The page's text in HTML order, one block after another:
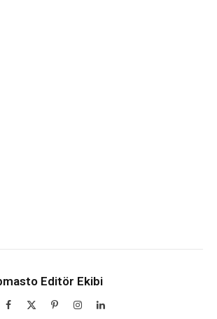
Editör Ekibi
Facebook PinterestInstagramLinkedIn